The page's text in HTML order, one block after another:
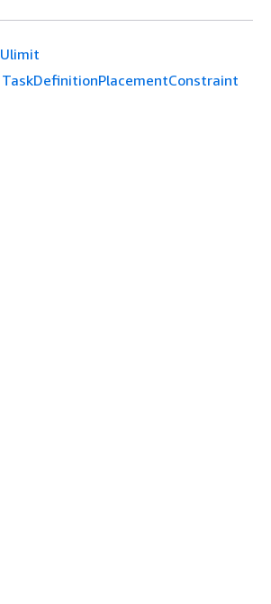
Ulimit
TaskDefinitionPlacementConstraint